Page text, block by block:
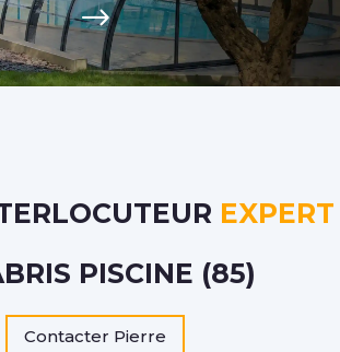
$
EXPERT
PISCINE (85)
Contacter Pierre